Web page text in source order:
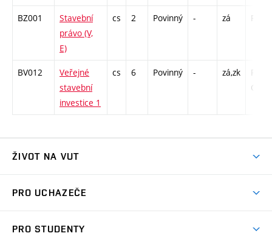
BZ001
Stavební
právo (V,
E)
cs 2 Povinný - zá P - 26
BV012
Veřejné
stavební
investice 1
cs 6 Povinný - zá,zk
P -
C1 -
ŽIVOT NA VUT
Koleje
PRO UCHAZEČE
PRO STUDENTY